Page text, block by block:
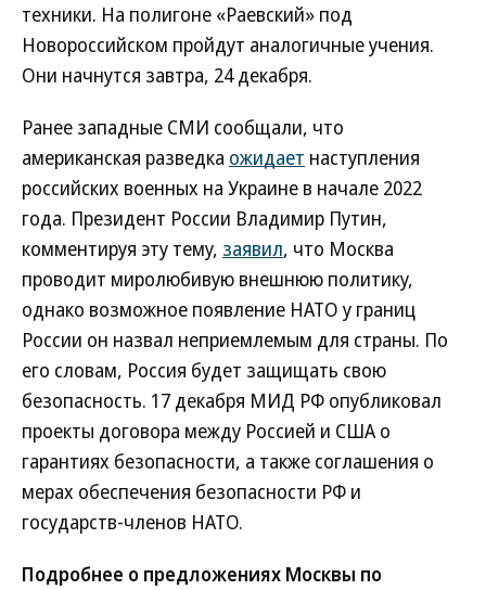
техники. На полигоне «Раевский» под
Новороссийском пройдут аналогичные учения.
Они начнутся завтра, 24 декабря.
Ранее западные СМИ сообщали, что
американская разведка ожидает наступления
российских военных на Украине в начале 2022
года. Президент России Владимир Путин,
комментируя эту тему, заявил, что Москва
проводит миролюбивую внешнюю политику,
однако возможное появление НАТО у границ
России он назвал неприемлемым для страны. По
его словам, Россия будет защищать свою
безопасность. 17 декабря МИД РФ опубликовал
проекты договора между Россией и США о
гарантиях безопасности, а также соглашения о
мерах обеспечения безопасности РФ и
государств-членов НАТО.
Подробнее о предложениях Москвы по